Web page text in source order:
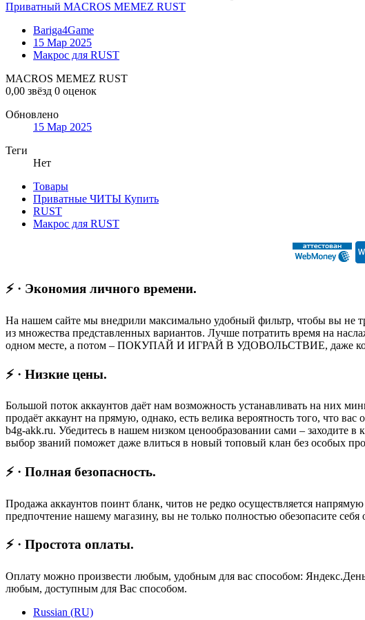
Приватный MACROS MEMEZ RUST
Bariga4Game
15 Мар 2025
Макрос для RUST
MACROS MEMEZ RUST
0,00 звёзд 0 оценок
Обновлено
15 Мар 2025
Теги
Нет
Товары
Приватные ЧИТЫ Купить
RUST
Макрос для RUST
⚡ · Экономия личного времени.
На нашем сайте мы внедрили максимально удобный фильтр, чтобы вы не
из множества представленных вариантов. Лучше потратить время на
одном месте, а потом – ПОКУПАЙ И ИГРАЙ В УДОВОЛЬСТВИЕ, даже
⚡ · Низкие цены.
Большой поток аккаунтов даёт нам возможность устанавливать на них
продаёт аккаунт на прямую, однако, есть велика вероятность того, что
b4g-akk.ru. Убедитесь в нашем низком ценообразовании сами – заходите
выбор званий поможет даже влиться в новый топовый клан без особых
⚡ · Полная безопасность.
Продажа аккаунтов поинт бланк, читов не редко осуществляется
предпочтение нашему магазину, вы не только полностью обезопасите
⚡ · Простота оплаты.
Оплату можно произвести любым, удобным для вас способом:
любым, доступным для Вас способом.
Russian (RU)